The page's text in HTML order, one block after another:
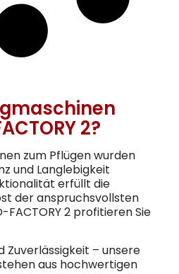
2?
zum Pflügen wurden
und Langlebigkeit
erfüllt die
der anspruchsvollsten
FACTORY 2 profitieren Sie
Zuverlässigkeit – unsere
aus hochwertigen